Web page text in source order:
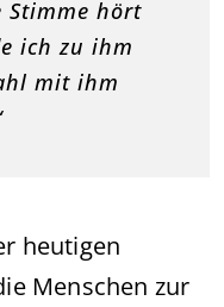
Stimme hört
ich zu ihm
mit ihm
heutigen
Menschen zur